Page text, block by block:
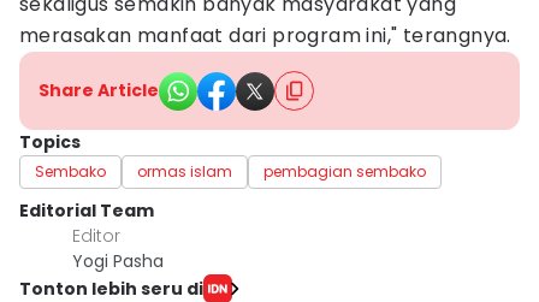
merasakan manfaat dari program ini," terangnya.
Share Article
Topics
Sembako ormas islam pembagian sembako
Editorial Team
Editor
Yogi Pasha
Tonton lebih seru di